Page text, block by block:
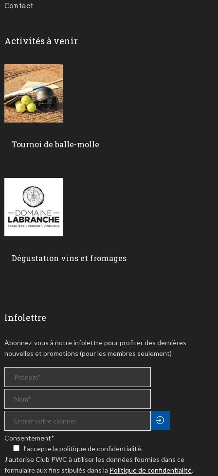
Contact
Activités à venir
Tournoi de balle-molle
Dégustation vins et fromages
Infolettre
Abonnez-vous à notre infolettre pour profiter des dernières
nouvelles et promotions (pour les membres seulement)
Consentement*
J’accepte la politique de confidentialité.
J’autorise Club PWC à utiliser les données fournies dans ce
formulaire aux fins stipulés dans la Politique de confidentialité.